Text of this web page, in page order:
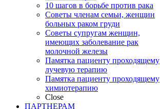
10 шагов в борьбе против рака
Советы членам семьи, женщин
больных раком груди
Советы супругам женщин,
имеющих заболевание рак
молочной железы
Памятка пациенту проходящему
лучевую терапию
Памятка пациенту проходящему
химиотерапию
Close
ПАРТНЕРАМ